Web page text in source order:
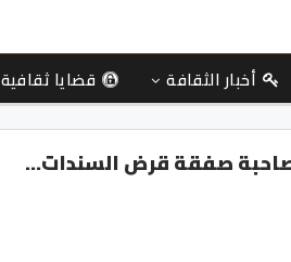
أخبار الثقافة قضايا ثقافية
صفقة قرض السندات…